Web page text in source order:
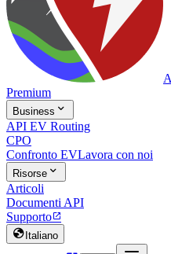
Premium
Business 
API EV Routing
CPO
Confronto EVLavora con noi
Risorse 
Articoli
Documenti API
Supporto
 Italiano